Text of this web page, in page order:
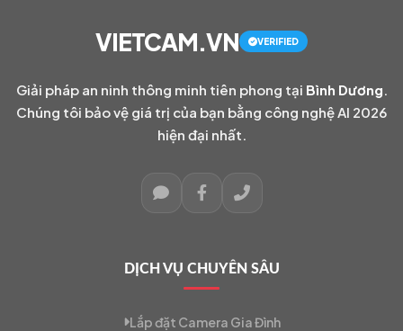
VIETCAM.VN VERIFIED
Giải pháp an ninh thông minh tiên phong tại Bình Dương
Chúng tôi bảo vệ giá trị của bạn bằng công nghệ AI 2026
hiện đại nhất.
DỊCH VỤ CHUYÊN SÂU
Lắp đặt Camera Gia Đình